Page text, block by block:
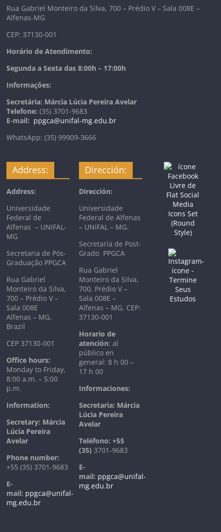
Rua Gabriel Monteiro da Silva, 700 – Prédio V – Sala 008E –
Alfenas-MG
CEP: 37130-001
Horário de Atendimento:
Segunda a Sexta das 8:00h – 17:00h
Informações:
Secretária: Márcia Lúcia Pereira Avelar
Telefone: (35) 3701-9683
E-mail: ppgca@unifal-mg.edu.br
WhatsApp: (35) 99909-3666
Address:
Address:
Universidade
Federal de
Alfenas – UNIFAL-
MG
Secretaria de Pós-
Graduação PPGCA
Rua Gabriel
Monteiro da Silva,
700 – Prédio V –
Sala 008E
Alfenas – MG.
Brazil
CEP 37130-001
Office hours:
Monday to Friday,
8:00 a.m. – 5:00
p.m.
Information:
Secretary: Márcia
Lúcia Pereira
Avelar
Phone number:
+55 (35) 3701-9683
E-
mail: ppgca@unifal-
mg.edu.br
Dirección:
Dirección:
Universidade
Federal de Alfenas
– UNIFAL – MG.
Secretaría de Post-
Grado PPGCA
Rua Gabriel
Monteiro da Silva,
700, Prédio V –
Sala 008E –
Alfenas – MG. CEP:
37130-001
Horario de
atención: al
público en
general: 8 h 00 –
17 h 00
Informaciones:
Secretaria: Márcia
Lúcia Pereira
Avelar
Teléfono: +55
(35)3701-9683
E-
mail: ppgca@unifal-
mg.edu.br